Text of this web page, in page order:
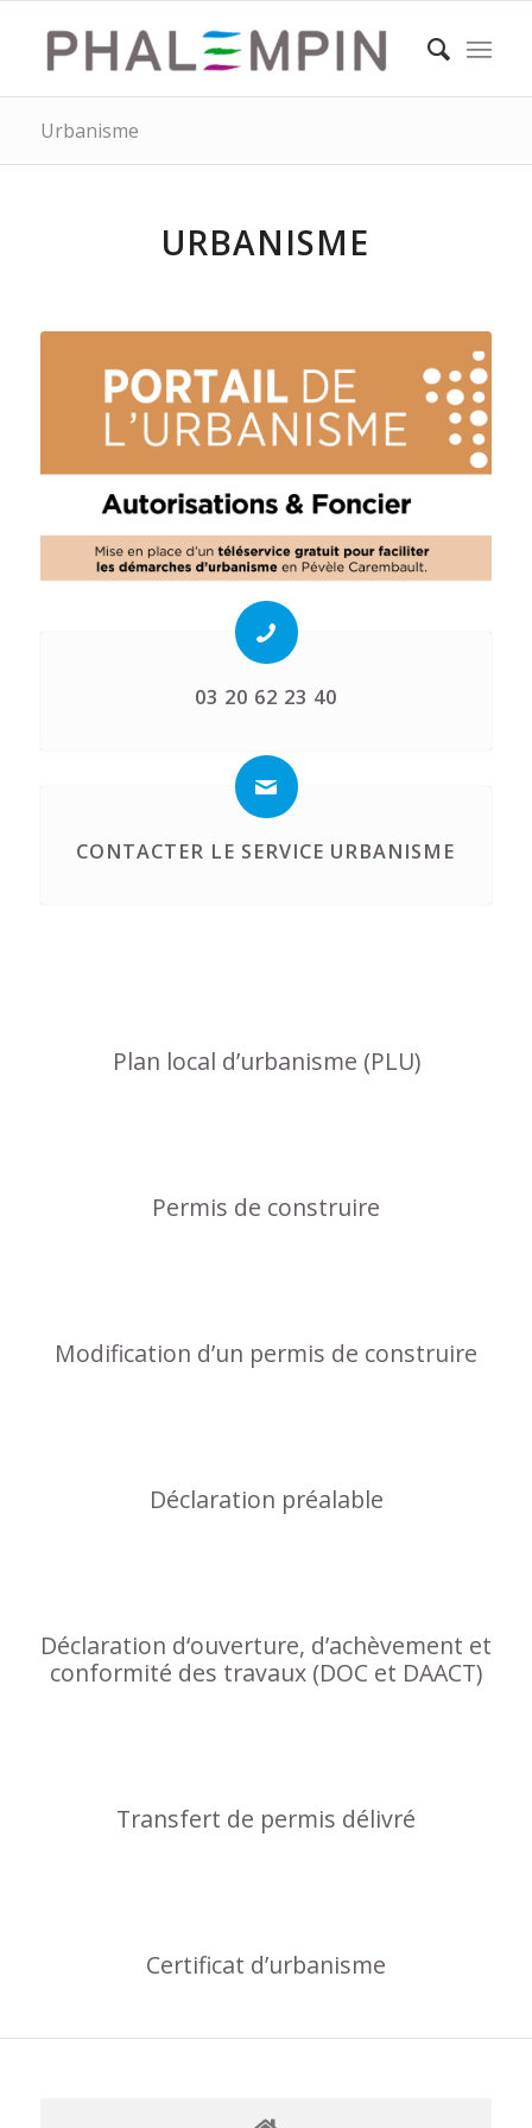
Urbanisme
URBANISME
03 20 62 23 40
CONTACTER LE SERVICE URBANISME
Plan local d’urbanisme (PLU)
Permis de construire
Modification d’un permis de construire
Déclaration préalable
Déclaration d‘ouverture, d’achèvement et
conformité des travaux (DOC et DAACT)
Transfert de permis délivré
Certificat d’urbanisme